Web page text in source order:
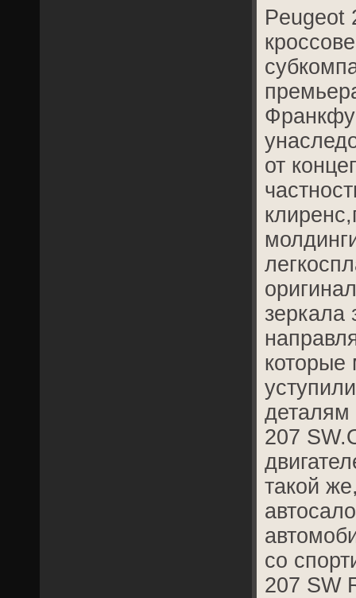
Peugeot
от
зеркала
которые
деталям
207
такой
со
207 SW